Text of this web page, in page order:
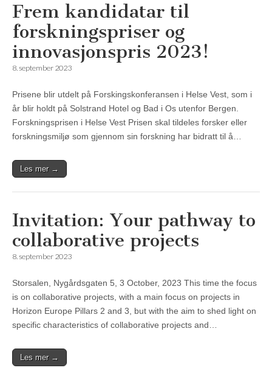
Frem kandidatar til
forskningspriser og
innovasjonspris 2023!
8. september 2023
Prisene blir utdelt på Forskingskonferansen i Helse Vest, som i
år blir holdt på Solstrand Hotel og Bad i Os utenfor Bergen.
Forskningsprisen i Helse Vest Prisen skal tildeles forsker eller
forskningsmiljø som gjennom sin forskning har bidratt til å…
Les mer →
Invitation: Your pathway to
collaborative projects
8. september 2023
Storsalen, Nygårdsgaten 5, 3 October, 2023 This time the focus
is on collaborative projects, with a main focus on projects in
Horizon Europe Pillars 2 and 3, but with the aim to shed light on
specific characteristics of collaborative projects and…
Les mer →